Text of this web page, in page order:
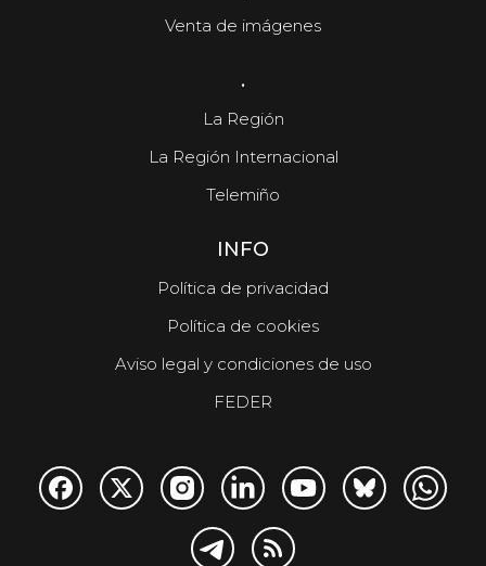
Venta de imágenes
.
La Región
La Región Internacional
Telemiño
INFO
Política de privacidad
Política de cookies
Aviso legal y condiciones de uso
FEDER